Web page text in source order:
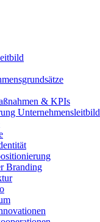
& KPIs
Unternehmensleitbild
Branding